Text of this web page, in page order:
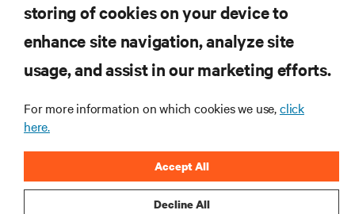
Subscreva para obter as últimas tendências em
mais importantes da indústria, com discussões mais
recentes e perspetivas especializadas sobre gestão
de centros de dados e infraestruturas.
storing of cookies on your device to
enhance site navigation, analyze site
usage, and assist in our marketing efforts.
For more information on which cookies we use,click
here.
Decline All
Accept All